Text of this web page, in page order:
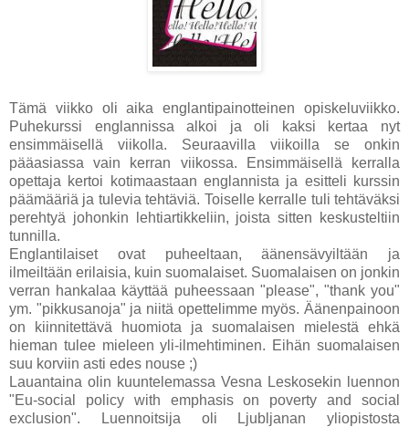
Tämä viikko oli aika englantipainotteinen opiskeluviikko.
Puhekurssi englannissa alkoi ja oli kaksi kertaa nyt
ensimmäisellä viikolla. Seuraavilla viikoilla se onkin
pääasiassa vain kerran viikossa. Ensimmäisellä kerralla
opettaja kertoi kotimaastaan englannista ja esitteli kurssin
päämääriä ja tulevia tehtäviä. Toiselle kerralle tuli tehtäväksi
perehtyä johonkin lehtiartikkeliin, joista sitten keskusteltiin
tunnilla.
Englantilaiset ovat puheeltaan, äänensävyiltään ja
ilmeiltään erilaisia, kuin suomalaiset. Suomalaisen on jonkin
verran hankalaa käyttää puheessaan "please", "thank you"
ym. "pikkusanoja" ja niitä opettelimme myös. Äänenpainoon
on kiinnitettävä huomiota ja suomalaisen mielestä ehkä
hieman tulee mieleen yli-ilmehtiminen. Eihän suomalaisen
suu korviin asti edes nouse ;)
Lauantaina olin kuuntelemassa Vesna Leskosekin luennon
"Eu-social policy with emphasis on poverty and social
exclusion". Luennoitsija oli Ljubljanan yliopistosta